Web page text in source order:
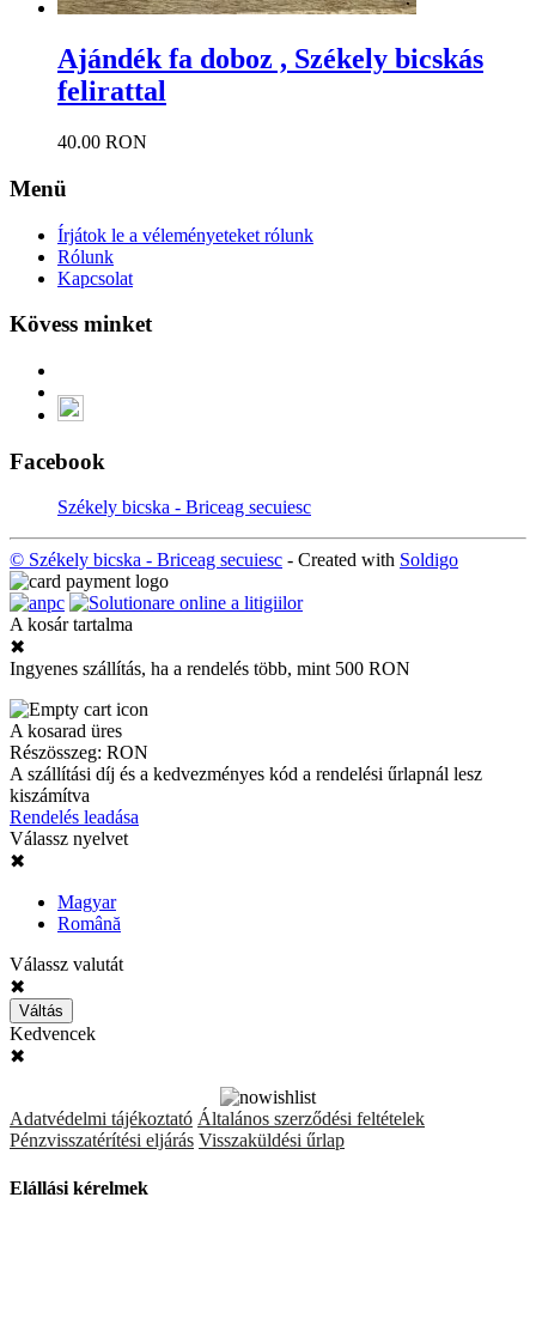
Ajándék fa doboz , Székely bicskás
felirattal
40.00 RON
Menü
Írjátok le a véleményeteket rólunk
Rólunk
Kapcsolat
Kövess minket
Facebook
Székely bicska - Briceag secuiesc
© Székely bicska - Briceag secuiesc - Created with Soldigo
A kosár tartalma
✖
Ingyenes szállítás, ha a rendelés több, mint 500 RON
A kosarad üres
Részösszeg: RON
A szállítási díj és a kedvezményes kód a rendelési űrlapnál lesz
kiszámítva
Rendelés leadása
Válassz nyelvet
✖
Magyar
Română
Válassz valutát
✖
Váltás
Kedvencek
✖
Adatvédelmi tájékoztató Általános szerződési feltételek
Pénzvisszatérítési eljárás Visszaküldési űrlap
Elállási kérelmek